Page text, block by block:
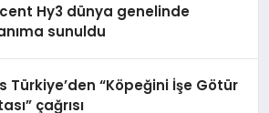
Hy3 dünya genelinde
sunuldu
Türkiye’den “Köpeğini İşe Götür
çağrısı